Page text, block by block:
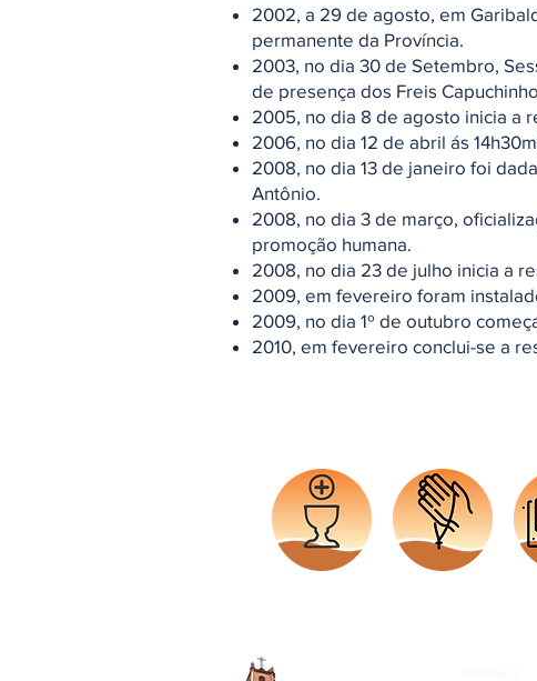
2002, a 29 de agosto, em
permanente da Província.
2003, no dia 30 de Setembro,
de presença dos Freis
2005, no dia 8 de agosto inicia a
2006, no dia 12 de abril ás
2008, no dia 13 de janeiro foi
Antônio.
2008, no dia 3 de março,
promoção humana.
2008, no dia 23 de julho inicia a
2009, em fevereiro foram
2009, no dia 1º de outubro
2010, em fevereiro conclui-se a